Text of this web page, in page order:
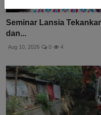
Seminar Lansia
dan...
Aug 10, 2026 0 4